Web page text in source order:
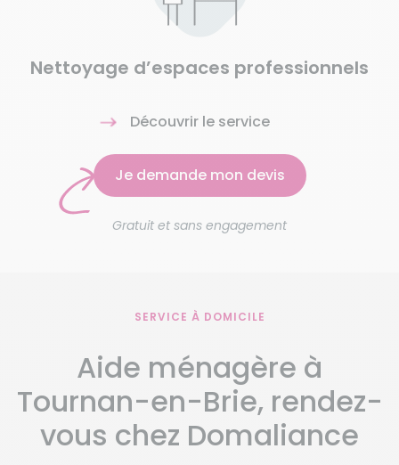
Nettoyage d’espaces professionnels
Découvrir le service
Je demande mon devis
Gratuit et sans engagement
SERVICE À DOMICILE
Aide ménagère à
Tournan-en-Brie, rendez-
vous chez Domaliance